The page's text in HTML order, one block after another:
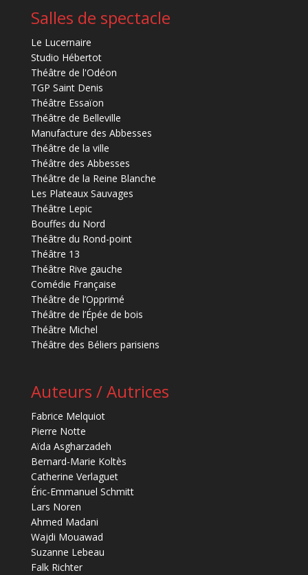
Salles de spectacle
Le Lucernaire
Studio Hébertot
Théâtre de l'Odéon
TGP Saint Denis
Théâtre Essaïon
Théâtre de Belleville
Manufacture des Abbesses
Théâtre de la ville
Théâtre des Abbesses
Théâtre de la Reine Blanche
Les Plateaux Sauvages
Théâtre Lepic
Bouffes du Nord
Théâtre du Rond-point
Théâtre 13
Théâtre Rive gauche
Comédie Française
Théâtre de l’Opprimé
Théâtre de l’Épée de bois
Théâtre Michel
Théâtre des Béliers parisiens
Auteurs / Autrices
Fabrice Melquiot
Pierre Notte
Aïda Asgharzadeh
Bernard-Marie Koltès
Catherine Verlaguet
Éric-Emmanuel Schmitt
Lars Noren
Ahmed Madani
Wajdi Mouawad
Suzanne Lebeau
Falk Richter